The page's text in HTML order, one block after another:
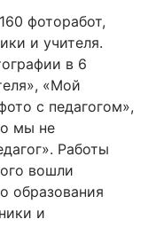
фоторабот,
и учителя.
в 6
«Мой
с педагогом»,
мы не
Работы
вошли
образования
и